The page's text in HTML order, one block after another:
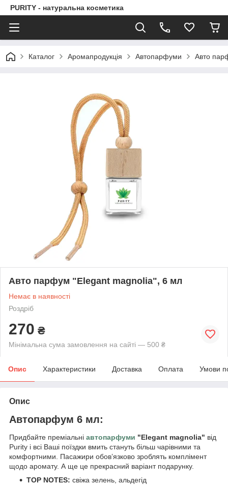
PURITY - натуральна косметика
Каталог Аромапродукція Автопарфуми Авто
Авто парфум "Elegant magnolia", 6 мл
Немає в наявності
Роздріб
270 ₴
Мінімальна сума замовлення на сайті — 500 ₴
Опис Характеристики Доставка Оплата Умови
Опис
Автопарфум 6 мл:
Придбайте преміальні автопарфуми "Elegant magnolia" від
Purity і всі Ваші поїздки вмить стануть більш чарівними та
комфортними. Пасажири обов’язково зроблять комплімент
щодо аромату. А ще це прекрасний варіант подарунку.
TOP NOTES: свіжа зелень, альдегід